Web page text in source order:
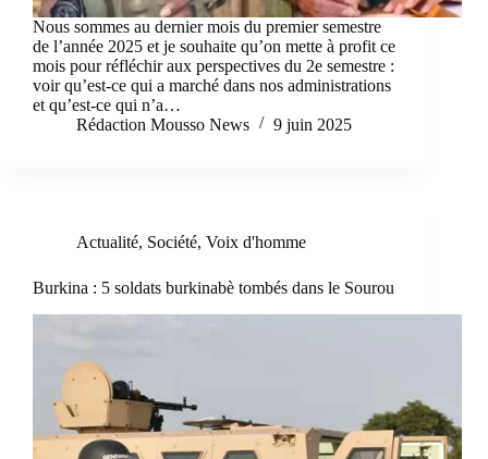
Nous sommes au dernier mois du premier semestre
de l’année 2025 et je souhaite qu’on mette à profit ce
mois pour réfléchir aux perspectives du 2e semestre :
voir qu’est-ce qui a marché dans nos administrations
et qu’est-ce qui n’a…
Rédaction Mousso News
9 juin 2025
Actualité, Société, Voix d'homme
Burkina : 5 soldats burkinabè tombés dans le Sourou